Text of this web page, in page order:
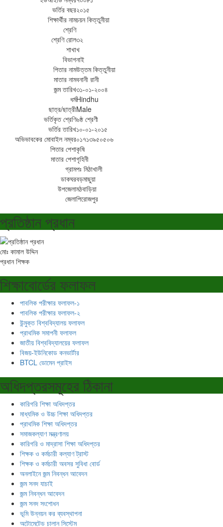
ভর্তির বছর২০১৫
শিক্ষার্থীর নামচয়ন কিত্তুনীয়া
শ্রেণি
শ্রেণি রোল৩২
শাখাখ
বিভাগনাই
পিতার নামউত্তম কিত্তুনীয়া
মাতার নামবনানী রানী
জন্ম তারিখ৩১-০১-২০০৪
ধর্মHindhu
ছাত্র/ছাত্রীMale
ভর্তিকৃত শ্রেণি৬ষ্ঠ শ্রেণী
ভর্তির তারিখ১০-০১-২০১৫
অভিভাবকের মোবাইল নম্বর০১৭১৩৯৫০৫০৬
পিতার পেশাকৃষি
মাতার পেশাগৃহিনী
গ্রামপঃ মিঠাখালী
ডাকঘরবড়মাছুয়া
উপজেলামঠবাড়িয়া
জেলাপিরোজপুর
প্রতিষ্ঠান প্রধান
মোঃ কামাল উদ্দিন
প্রধান শিক্ষক
শিক্ষাবোর্ডের ফলাফল
পাবলিক পরীক্ষার ফলাফল-১
পাবলিক পরীক্ষার ফলাফল-২
উন্মুক্ত বিশ্ববিদ্যালয় ফলাফল
প্রাথমিক সমাপনী ফলাফল
জাতীয় বিশ্ববিদ্যালয়ের ফলাফল
বিজয়-ইউনিকোড কনভার্টার
BTCL ডোমেন প্রাইস
অধিদপ্তরসমূহের ঠিকানা
কারিগরি শিক্ষা অধিদপ্তর
মাধ্যমিক ও উচ্চ শিক্ষা অধিদপ্তর
প্রাথমিক শিক্ষা অধিদপ্তর
সমাজকল্যাণ মন্ত্রণালয়
কারিগরি ও মাদ্রাসা শিক্ষা অধিদপ্তর
শিক্ষক ও কর্মচারী কল্যাণ ট্রাস্ট
শিক্ষক ও কর্মচারী অবসর সুবিধা বোর্ড
অনলাইনে জন্ম নিবন্ধন আবেদন
জন্ম সনদ যাচাই
জন্ম নিবন্ধন আবেদন
জন্ম সনদ সংশোধন
ভূমি উন্নয়ন কর ব্যবস্থাপনা
অটোমেটেড চালান সিস্টেম